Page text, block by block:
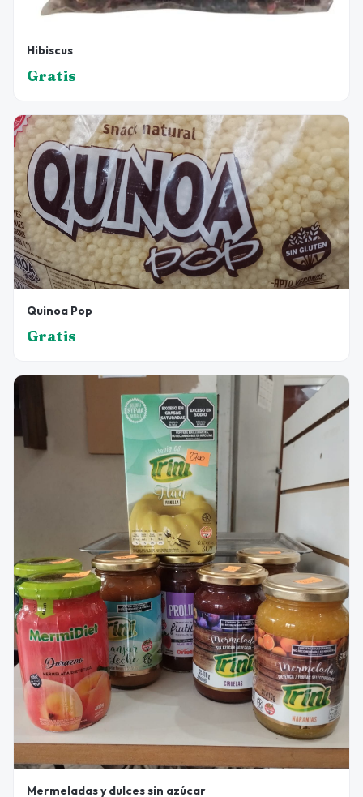
Hibiscus
Gratis
Quinoa Pop
Gratis
Mermeladas y dulces sin azúcar